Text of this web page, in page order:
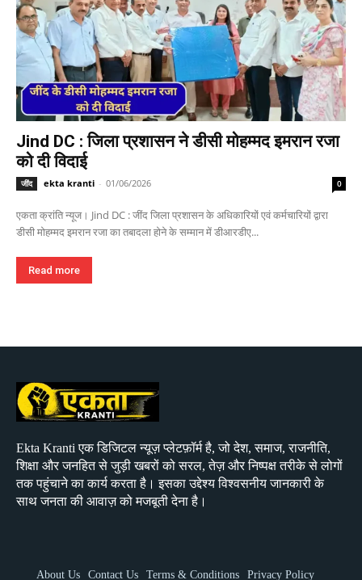
Jind DC : जिला प्रशासन ने डीसी मोहम्मद इमरान रजा
को दी विदाई
जींद ekta kranti - 01/06/2026 0
एकता क्रांति न्यूज। Jind DC : जींद जिला प्रशासन के अधिकारियों एवं कर्मचारियों द्वारा
डीसी मोहम्मद इमरान रजा का तबादला होने के सम्मान में डीआरडीए...
Read more
Ekta Kranti एक डिजिटल न्यूज़ प्लेटफ़ॉर्म है, जो देश, समाज, राजनीति,
शिक्षा और जनहित से जुड़ी खबरों को सरल, तेज़ और निष्पक्ष तरीके से लोगों
तक पहुंचाने का कार्य करता है। इसका उद्देश्य विश्वसनीय जानकारी के
साथ जनता की आवाज़ को मजबूती देना है।
About Us Contact Us Terms & Conditions Privacy Policy